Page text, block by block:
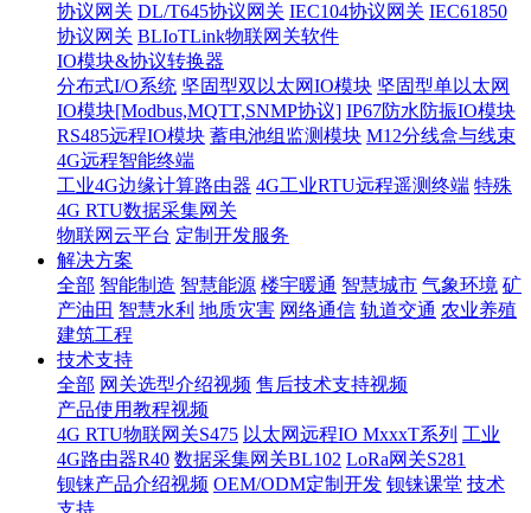
协议网关 DL/T645协议网关 IEC104协议网关 IEC61850
协议网关 BLIoTLink物联网关软件
IO模块&协议转换器
分布式I/O系统 坚固型双以太网IO模块 坚固型单以太网
IO模块[Modbus,MQTT,SNMP协议] IP67防水防振IO模块
RS485远程IO模块 蓄电池组监测模块 M12分线盒与线束
4G远程智能终端
工业4G边缘计算路由器 4G工业RTU远程遥测终端 特殊
4G RTU数据采集网关
物联网云平台 定制开发服务
解决方案
全部 智能制造 智慧能源 楼宇暖通 智慧城市 气象环境 矿
产油田 智慧水利 地质灾害 网络通信 轨道交通 农业养殖
建筑工程
技术支持
全部 网关选型介绍视频 售后技术支持视频
产品使用教程视频
4G RTU物联网关S475 以太网远程IO MxxxT系列 工业
4G路由器R40 数据采集网关BL102 LoRa网关S281
钡铼产品介绍视频 OEM/ODM定制开发 钡铼课堂 技术
支持